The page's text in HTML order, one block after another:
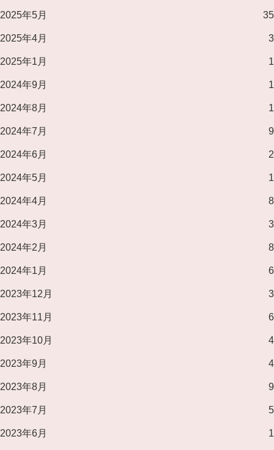
2025年5月 35
2025年4月 3
2025年1月 1
2024年9月 1
2024年8月 1
2024年7月 9
2024年6月 2
2024年5月 1
2024年4月 8
2024年3月 3
2024年2月 8
2024年1月 6
2023年12月 3
2023年11月 6
2023年10月 4
2023年9月 4
2023年8月 9
2023年7月 5
2023年6月 1